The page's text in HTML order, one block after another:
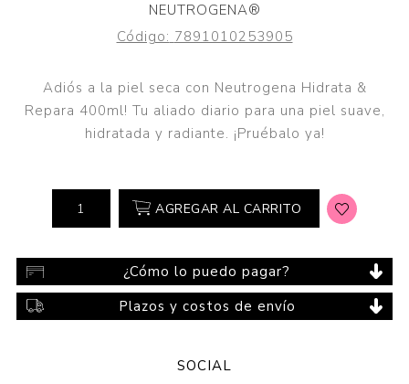
NEUTROGENA®
Código: 7891010253905
Adiós a la piel seca con Neutrogena Hidrata &
Repara 400ml! Tu aliado diario para una piel suave,
hidratada y radiante. ¡Pruébalo ya!
AGREGAR AL CARRITO
¿Cómo lo puedo pagar?
Plazos y costos de envío
SOCIAL